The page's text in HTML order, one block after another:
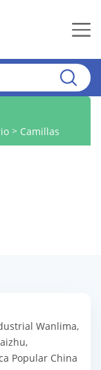
> Camillas
Wanlima,
Popular China